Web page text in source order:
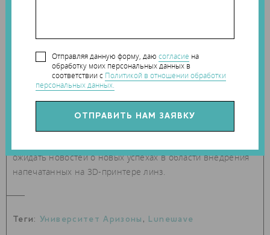
Отправляя данную форму, даюсогласие на
обработку моих персональных данных в
соответствии с Политикой в отношении обработки
персональных данных.
По словам Синя и его партнеров Сиянь Као и Мин Лянь,
новая технология позволяет улучшить систему
безопасности автомобилей за счет более эффективного
сканирования, отсутствия помех и угла обзора в 360
градусов. Эксперты отмечают, что команда Lunewave
ожидать новостей о новых успехах в области внедрения
напечатанных на 3D-принтере линз.
Теги:Университет Аризоны , Lunewave